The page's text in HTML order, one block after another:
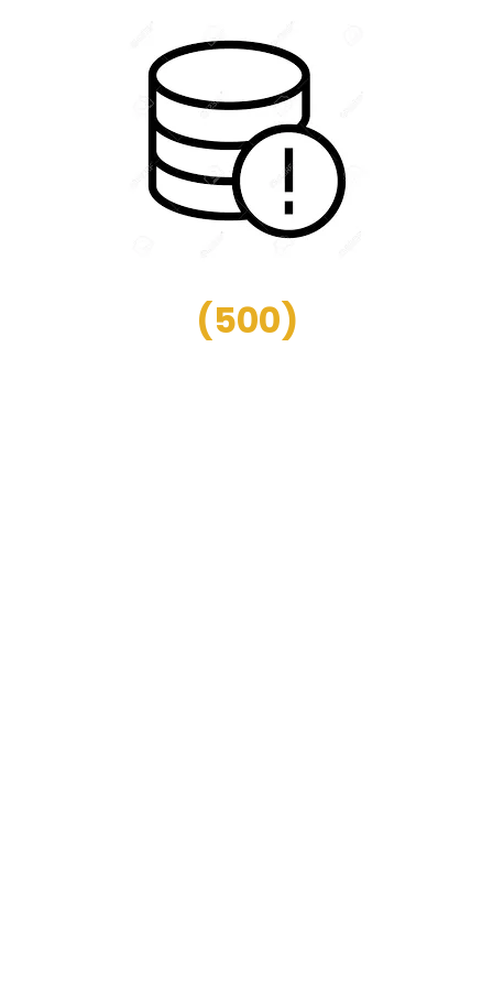
(500)